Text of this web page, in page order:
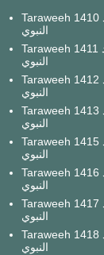
Taraweeh 1410 صلاة التراويح من المسجد
النبوي
Taraweeh 1411 صلاة التراويح من المسجد
النبوي
Taraweeh 1412 صلاة التراويح من المسجد
النبوي
Taraweeh 1413 صلاة التراويح من المسجد
النبوي
Taraweeh 1415 صلاة التراويح من المسجد
النبوي
Taraweeh 1416 صلاة التراويح من المسجد
النبوي
Taraweeh 1417 صلاة التراويح من المسجد
النبوي
Taraweeh 1418 صلاة التراويح من المسجد
النبوي